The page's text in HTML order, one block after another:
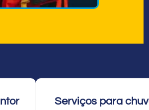
Serviços para